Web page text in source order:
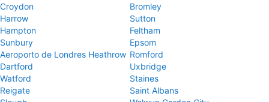
Croydon
Bromley
Harrow
Sutton
Hampton
Feltham
Sunbury
Epsom
Aeroporto de Londres Heathrow Romford
Dartford
Uxbridge
Watford
Staines
Reigate
Saint Albans